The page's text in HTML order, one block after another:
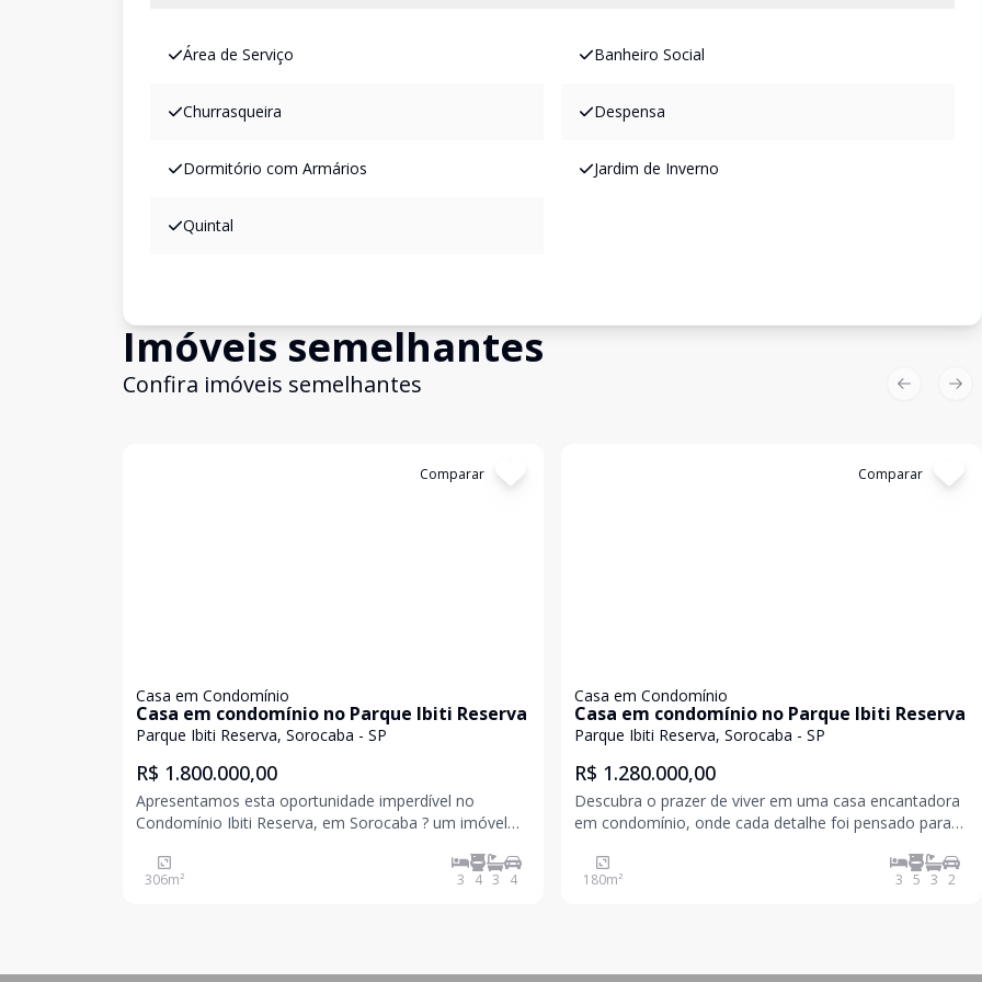
Área de Serviço Banheiro Social
Churrasqueira Despensa
Dormitório com Armários Jardim de Inverno
Quintal
Imóveis semelhantes
Confira imóveis semelhantes
Comparar
Casa em Condomínio
Casa em condomínio no Parque Ibiti Reserva
Parque Ibiti Reserva, Sorocaba - SP
R$ 1.800.000,00
Apresentamos esta oportunidade imperdível no
Condomínio Ibiti Reserva, em Sorocaba ? um imóvel
cada detalhe. Com impressionantes 306 m² de área
construída, a casa foi projetada para oferecer
306m² 3 4 3 4
Comparar
Casa em Condomínio
Casa em condomínio no Parque Ibiti Reserva
Parque Ibiti Reserva, Sorocaba - SP
R$ 1.280.000,00
Descubra o prazer de viver em uma casa encantadora
em condomínio, onde cada detalhe foi pensado para
179 m² de área privativa, este imóvel impressiona com
3 suítes espaçosas e 5 banheiros, quintal com
180m² 3 5 3 2
Previous